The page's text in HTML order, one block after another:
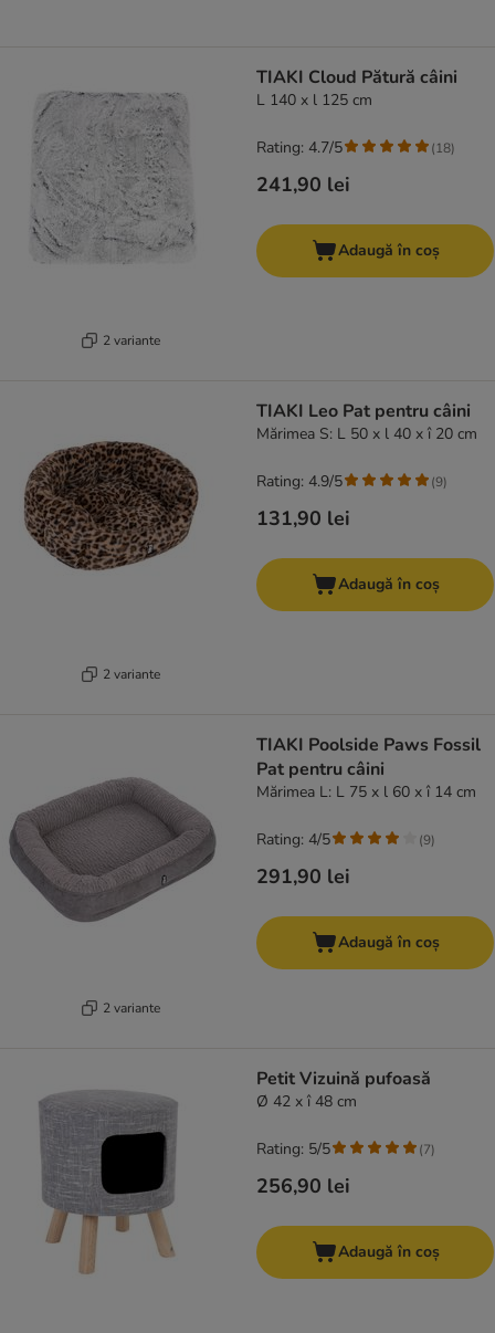
2 variante
TIAKI Cloud Pătură câini
L 140 x l 125 cm
241,90 lei
Rating: 4.7/5 (18)
Adaugă în coș
2 variante
TIAKI Leo Pat pentru câini
Mărimea S: L 50 x l 40 x î 20 cm
131,90 lei
Rating: 4.9/5 (9)
Adaugă în coș
2 variante
TIAKI Poolside Paws Fossil
Pat pentru câini
Mărimea L: L 75 x l 60 x î 14 cm
291,90 lei
Rating: 4/5 (9)
Adaugă în coș
Petit Vizuină pufoasă
Ø 42 x î 48 cm
256,90 lei
Rating: 5/5 (7)
Adaugă în coș